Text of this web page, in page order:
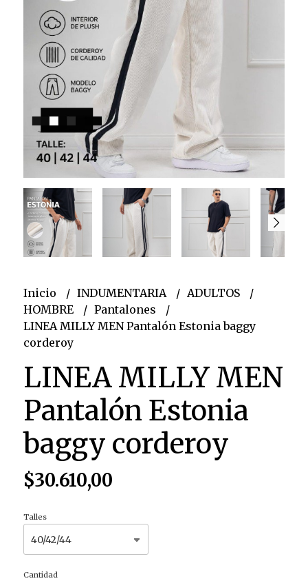
Inicio INDUMENTARIA
ADULTOS
HOMBRE
Pantalones
LINEA MILLY MEN Pantalón Estonia baggy
corderoy
LINEA MILLY MEN
Pantalón Estonia
baggy corderoy
$30.610,00
Talles
Cantidad